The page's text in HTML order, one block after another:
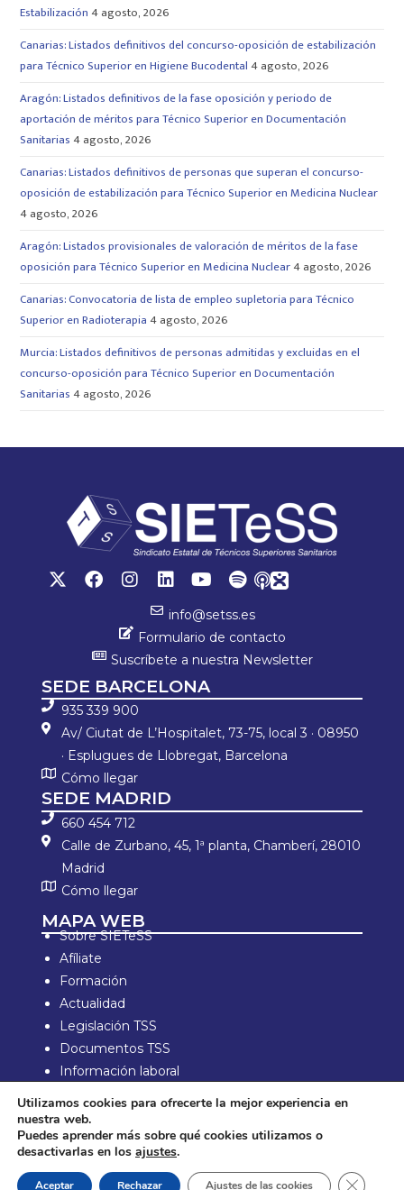
Estabilización 4 agosto, 2026
Canarias: Listados definitivos del concurso-oposición de estabilización
para Técnico Superior en Higiene Bucodental 4 agosto, 2026
Aragón: Listados definitivos de la fase oposición y periodo de
aportación de méritos para Técnico Superior en Documentación
Sanitarias 4 agosto, 2026
Canarias: Listados definitivos de personas que superan el concurso-
oposición de estabilización para Técnico Superior en Medicina Nuclear
4 agosto, 2026
Aragón: Listados provisionales de valoración de méritos de la fase
oposición para Técnico Superior en Medicina Nuclear4 agosto, 2026
Canarias: Convocatoria de lista de empleo supletoria para Técnico
Superior en Radioterapia 4 agosto, 2026
Murcia: Listados definitivos de personas admitidas y excluidas en el
concurso-oposición para Técnico Superior en Documentación
Sanitarias 4 agosto, 2026
info@setss.es
Formulario de contacto
Suscríbete a nuestra Newsletter
SEDE BARCELONA
935 339 900
Av/ Ciutat de L’Hospitalet, 73-75, local 3 · 08950
· Esplugues de Llobregat, Barcelona
Cómo llegar
SEDE MADRID
660 454 712
Calle de Zurbano, 45, 1ª planta, Chamberí, 28010
Madrid
Cómo llegar
MAPA WEB
Sobre SIETeSS
Afíliate
Formación
Actualidad
Legislación TSS
Documentos TSS
Información laboral
Aviso Legal y política de privacidad
Política de compra y devolución
Utilizamos cookies para ofrecerte la mejor experiencia en
nuestra web.
Puedes aprender más sobre qué cookies utilizamos o
desactivarlas en los ajustes.
Aceptar Rechazar Ajustes de las cookies Cerrar el